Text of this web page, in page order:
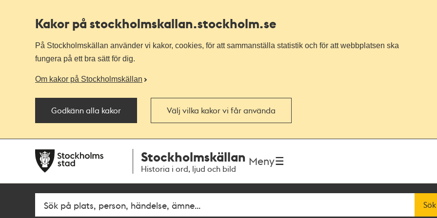
Kakor på stockholmskallan.stockholm.se
På Stockholmskällan använder vi kakor, cookies, för att sammanställa statistik och för att webbplatsen ska
fungera på ett bra sätt för dig.
Om kakor på Stockholmskällan
Godkänn alla kakor Välj vilka kakor vi får använda
navigationen
huvudinnehållet
Stockholmskällan
Historia i ord, ljud och bild
Meny
Fritextsök Sök